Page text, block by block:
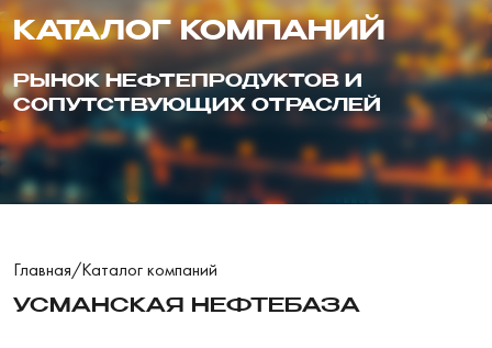
КАТАЛОГ КОМПАНИЙ
РЫНОК НЕФТЕПРОДУКТОВ И
СОПУТСТВУЮЩИХ ОТРАСЛЕЙ
Главная/Каталог компаний
УСМАНСКАЯ НЕФТЕБАЗА